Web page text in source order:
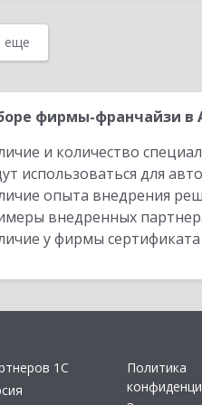
еще
фирмы-франчайзи в
и количество
использоваться для
опыта внедрения
внедренных
у фирмы сертификата
1С
Политика